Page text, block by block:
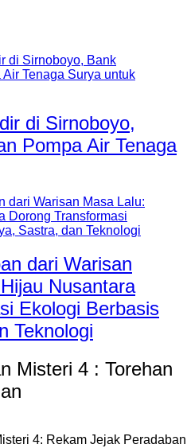
di Sirnoboyo,
Pompa Air Tenaga
dari Warisan
Nusantara
Ekologi Berbasis
Teknologi
Misteri 4 : Torehan
4: Rekam Jejak